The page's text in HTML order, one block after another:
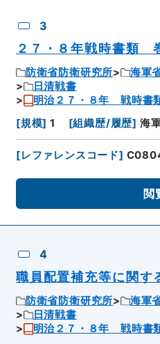
3
２７・８年戦時書類
防衛省防衛研究所 海軍
日清戦書
明治２７・８年 戦時
[規模] 1 [組織歴/履歴] 海
[レファレンスコード]
閲
4
職員配置補充等に関す
防衛省防衛研究所 海軍
日清戦書
明治２７・８年 戦時